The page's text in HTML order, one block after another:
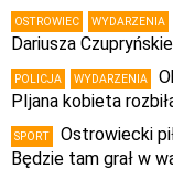
OSTROWIEC WYDARZENIA
Dariusza
POLICJA WYDARZENIA
PIjana kobieta
SPORT
Ostrowiecki
Będzie tam grał w